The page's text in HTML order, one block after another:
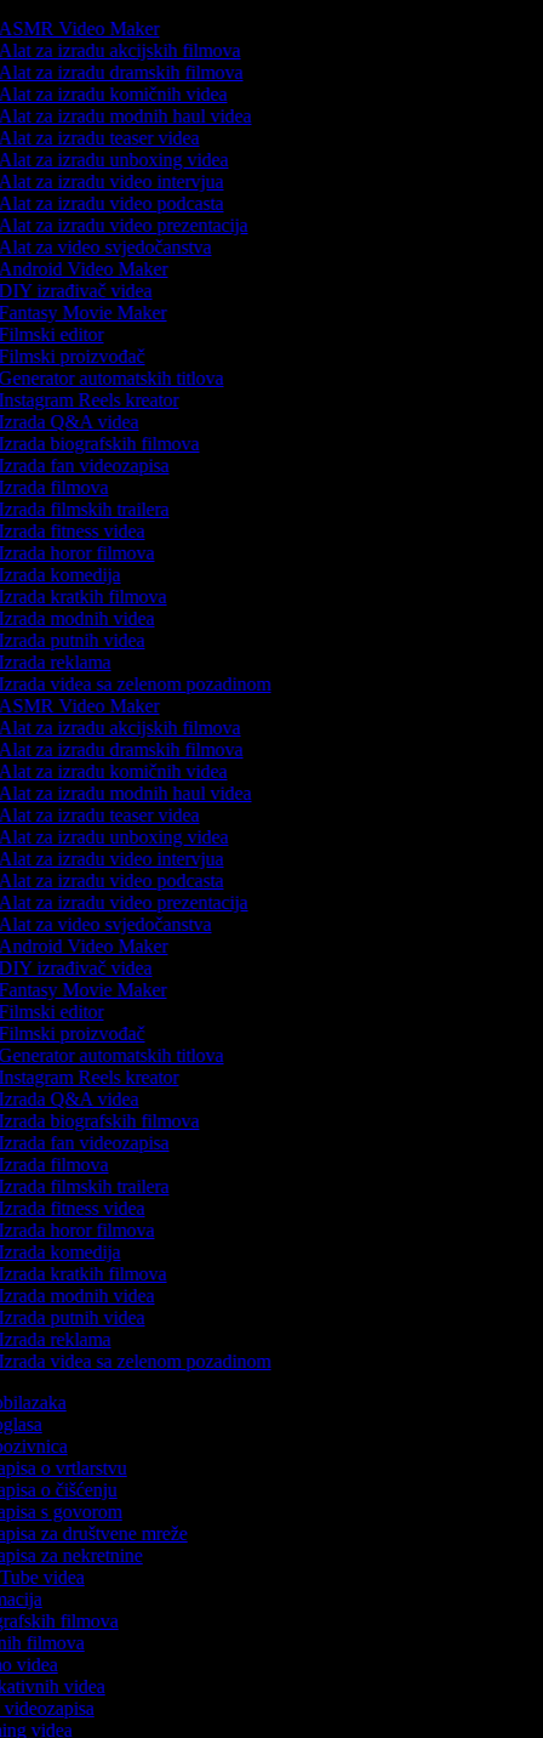
Video Maker
za izradu akcijskih filmova
za izradu dramskih filmova
za izradu komičnih videa
za izradu modnih haul videa
za izradu teaser videa
za izradu unboxing videa
za izradu video intervjua
za izradu video podcasta
za izradu video prezentacija
za video svjedočanstva
Video Maker
izrađivač videa
Movie Maker
editor
proizvođač
automatskih titlova
Reels kreator
Q&A videa
biografskih filmova
fan videozapisa
filmova
filmskih trailera
fitness videa
horor filmova
komedija
kratkih filmova
modnih videa
putnih videa
reklama
videa sa zelenom pozadinom
Video Maker
za izradu akcijskih filmova
za izradu dramskih filmova
za izradu komičnih videa
za izradu modnih haul videa
za izradu teaser videa
za izradu unboxing videa
za izradu video intervjua
za izradu video podcasta
za izradu video prezentacija
za video svjedočanstva
Video Maker
izrađivač videa
Movie Maker
editor
proizvođač
automatskih titlova
Reels kreator
Q&A videa
biografskih filmova
fan videozapisa
filmova
filmskih trailera
fitness videa
horor filmova
komedija
kratkih filmova
modnih videa
putnih videa
reklama
videa sa zelenom pozadinom
o vrtlarstvu
o čišćenju
s govorom
za društvene mreže
za nekretnine
videa
filmova
filmova
videa
videa
videozapisa
videa